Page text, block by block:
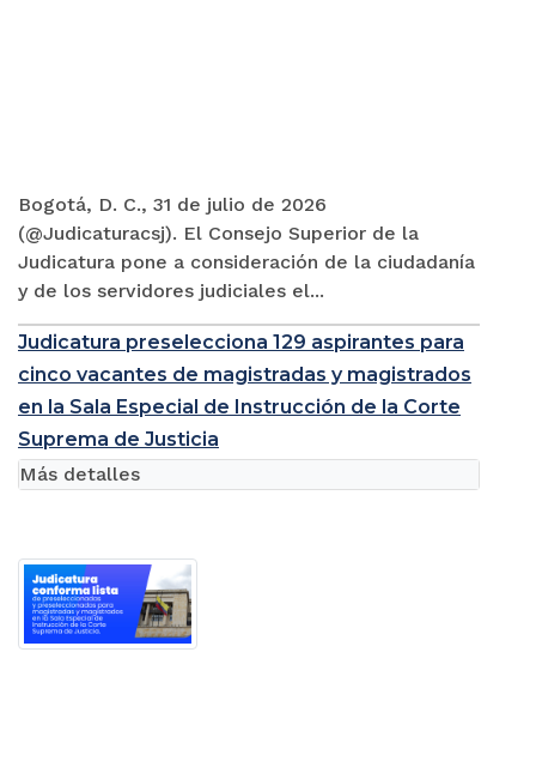
Bogotá, D. C., 31 de julio de 2026
(@Judicaturacsj). El Consejo Superior de la
Judicatura pone a consideración de la ciudadanía
y de los servidores judiciales el...
Judicatura preselecciona 129 aspirantes para
cinco vacantes de magistradas y magistrados
en la Sala Especial de Instrucción de la Corte
Suprema de Justicia
Más detalles